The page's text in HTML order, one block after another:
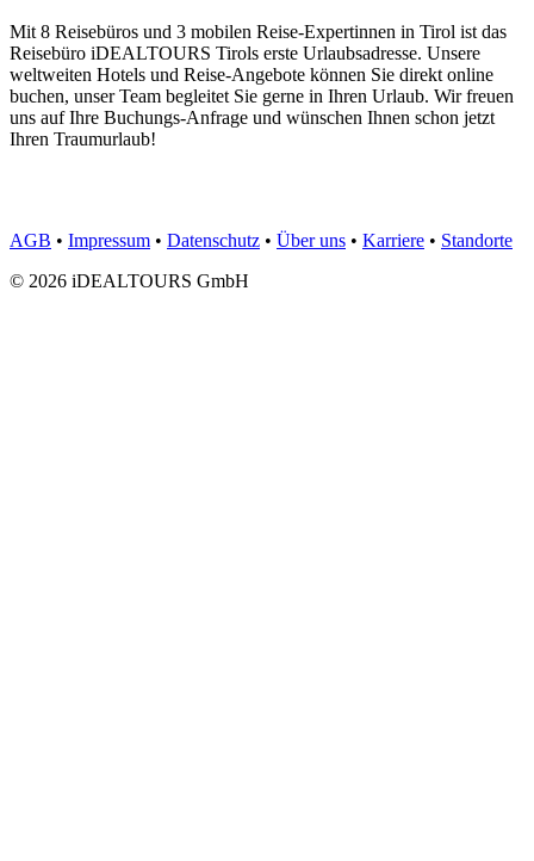
Mit 8 Reisebüros und 3 mobilen Reise-Expertinnen in Tirol ist das
Reisebüro iDEALTOURS Tirols erste Urlaubsadresse. Unsere
weltweiten Hotels und Reise-Angebote können Sie direkt online
buchen, unser Team begleitet Sie gerne in Ihren Urlaub. Wir freuen
uns auf Ihre Buchungs-Anfrage und wünschen Ihnen schon jetzt
Ihren Traumurlaub!
AGB • Impressum • Datenschutz • Über uns • Karriere • Standorte
© 2026 iDEALTOURS GmbH